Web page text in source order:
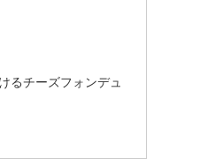
るチーズフォンデュ